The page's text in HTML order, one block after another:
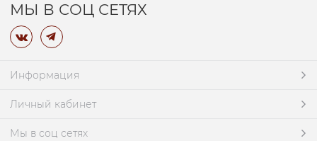
МЫ В СОЦ СЕТЯХ
Информация
Личный кабинет
Мы в соц сетях